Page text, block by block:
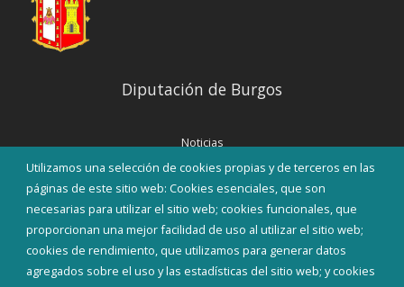
Utilizamos una selección de cookies propias y de terceros en las
páginas de este sitio web: Cookies esenciales, que son
necesarias para utilizar el sitio web; cookies funcionales, que
proporcionan una mejor facilidad de uso al utilizar el sitio web;
cookies de rendimiento, que utilizamos para generar datos
agregados sobre el uso y las estadísticas del sitio web; y cookies
Diputación de Burgos
Noticias
Eventos
Corporación Municipal
Teléfonos de interés
INICIAR SESIÓN
MAPA WEB